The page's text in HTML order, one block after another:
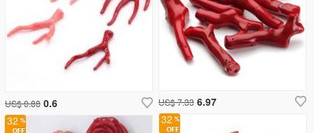
US$ 0.88 0.6
32
US$ 7.33 6.97
32